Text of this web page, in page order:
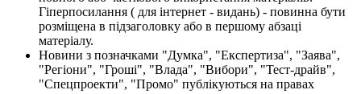
Гіперпосилання ( для інтернет - видань) - повинна бути
розміщена в підзаголовку або в першому абзаці
матеріалу.
Новини з позначками "Думка", "Експертиза", "Заява",
"Регіони", "Гроші", "Влада", "Вибори", "Тест-драйв",
"Спецпроекти", "Промо" публікуються на правах